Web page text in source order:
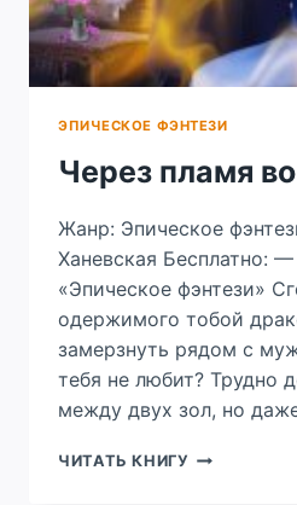
ЭПИЧЕСКОЕ ФЭНТЕЗИ
Через пламя
Жанр: Эпическое
Ханевская Бесплатно:
«Эпическое фэнтези»
одержимого тобой
замерзнуть рядом с
тебя не любит? Трудно
между двух зол, но
ЧИТАТЬ КНИГУ ЧЕРЕЗ